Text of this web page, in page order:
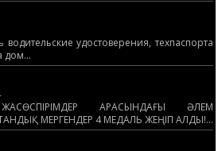
удостоверения, техпаспорта
дом...
АРАСЫНДАҒЫ ӘЛЕМ
МЕРГЕНДЕР 4 МЕДАЛЬ ЖЕҢІП АЛДЫ!...